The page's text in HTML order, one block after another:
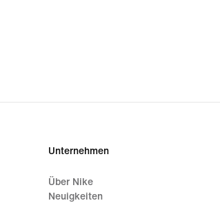
Unternehmen
Über Nike
Neuigkeiten